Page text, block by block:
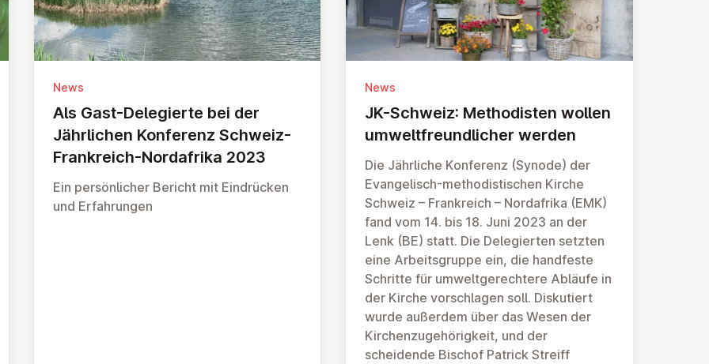
News
Als Gast-Del­e­gierte bei der
Jähr­lichen Konferenz Schweiz-
Frankreich-Norda­frika 2023
Ein persönlicher Bericht mit Eindrücken
und Erfahrungen
News
JK-Schweiz: Meth­od­isten wollen
um­welt­fre­und­lich­er werden
Die Jährliche Konferenz (Synode) der
Evangelisch-methodistischen Kirche
Schweiz – Frankreich – Nordafrika (EMK)
fand vom 14. bis 18. Juni 2023 an der
Lenk (BE) statt. Die Delegierten setzten
eine Arbeitsgruppe ein, die handfeste
Schritte für umweltgerechtere Abläufe in
der Kirche vorschlagen soll. Diskutiert
wurde außerdem über das Wesen der
Kirchenzugehörigkeit, und der
scheidende Bischof Patrick Streiff